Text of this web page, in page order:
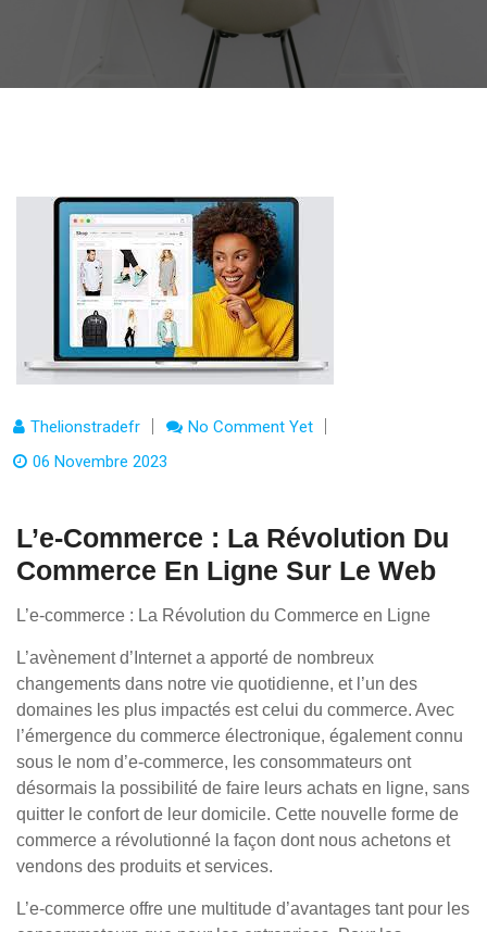
Thelionstradefr
No Comment Yet
06 Novembre 2023
L’e-Commerce : La Révolution Du
Commerce En Ligne Sur Le Web
L’e-commerce : La Révolution du Commerce en Ligne
L’avènement d’Internet a apporté de nombreux
changements dans notre vie quotidienne, et l’un des
domaines les plus impactés est celui du commerce. Avec
l’émergence du commerce électronique, également connu
sous le nom d’e-commerce, les consommateurs ont
désormais la possibilité de faire leurs achats en ligne, sans
quitter le confort de leur domicile. Cette nouvelle forme de
commerce a révolutionné la façon dont nous achetons et
vendons des produits et services.
L’e-commerce offre une multitude d’avantages tant pour les